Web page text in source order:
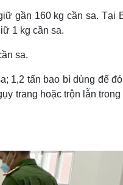
gần 160 kg cần sa. Tại
1 kg cần sa.
sa.
1,2 tấn bao bì dùng để
trang hoặc trộn lẫn trong